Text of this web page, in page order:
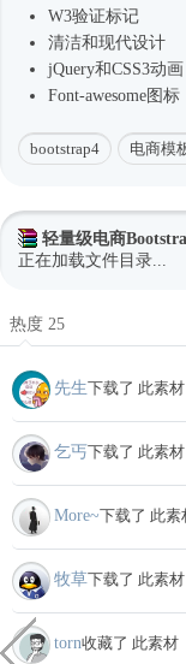
W3验证标记
清洁和现代设计
jQuery和CSS3动画
Font-awesome图标
bootstrap4 电商模
轻量级电商
正在加载文件目录...
热度 25
先生下载了 此素材
乞丐下载了 此素材
More~下载了 此素
牧草下载了 此素材
torn收藏了 此素材